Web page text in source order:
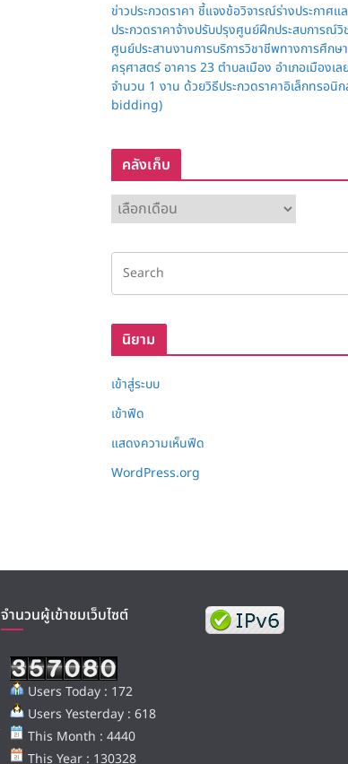
ข่าวประกวดราคา ชี้แจงข้อวิจารณ์ร่างประกาศแล
ประกวดราคาจ้างปรับปรุงศูนย์ฝึกประสบการณ์
ศูนย์ประสานงานการบริการวิชาชีพทางการศึก
ครุศาสตร์ อาคาร 23 ตำบลเมือง อำเภอเมืองเล
จำนวน 1 งาน ด้วยวิธีประกวดราคาอิเล็กทรอนิ
bidding)
คลังเก็บ
ลั
ง
ก็
นิยาม
เข้าสู่ระบบ
เข้าฟีด
แสดงความเห็นฟีด
WordPress.org
จำนวนผู้เข้าชมเว็บไซต์
Users Today : 172
Users Yesterday : 618
This Month : 4440
This Year : 130328